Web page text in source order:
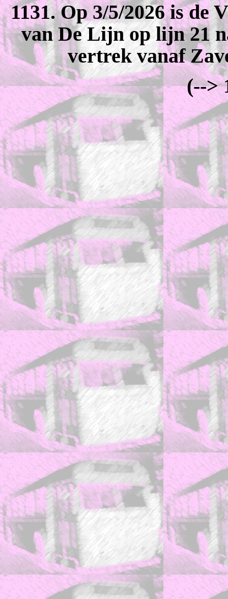
1131. Op 3/5/2026 is de
van De Lijn op lijn 21
vertrek vanaf
(-->